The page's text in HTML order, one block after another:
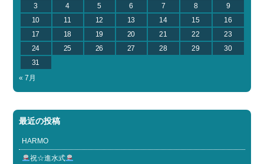
3
4 5 6 7 8
9
10
11 12 13 14 15
16
17
18 19 20 21 22
23
24
25 26 27 28 29
30
31
« 7月
最近の投稿
HARMO
祝☆進水式